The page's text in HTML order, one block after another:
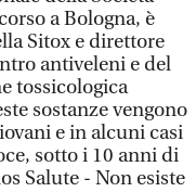
a Bologna, è
Sitox e direttore
antiveleni e del
tossicologica
sostanze vengono
e in alcuni casi
sotto i 10 anni di
Salute - Non esiste